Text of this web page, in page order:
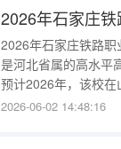
约
2026年石家庄铁路
是河北省属的高水平
预计2026年，该校
列，对应分数约为
2026-06-02 14:48:16